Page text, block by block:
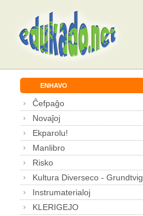
ENHAVO
Ĉefpaĝo
Novaĵoj
Ekparolu!
Manlibro
Risko
Kultura Diverseco - Grundtvig
Instrumaterialoj
KLERIGEJO